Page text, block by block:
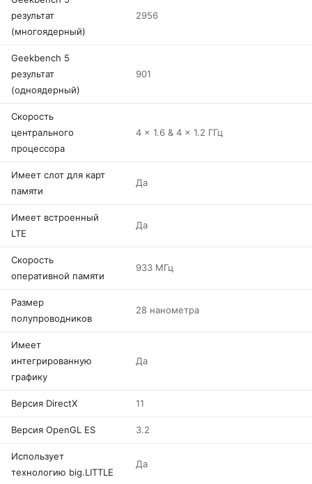
результат
(многоядерный)
2956
Geekbench 5
результат
(одноядерный)
901
Скорость
центрального
процессора
4 x 1.6 & 4 x 1.2 ГГц
Имеет слот для карт
памяти
Да
Имеет встроенный
LTE
Да
Скорость
оперативной памяти
933 МГц
Размер
полупроводников
28 нанометра
Имеет
интегрированную
графику
Да
Версия DirectX 11
Версия OpenGL ES 3.2
Использует
технологию big.LITTLE
Да